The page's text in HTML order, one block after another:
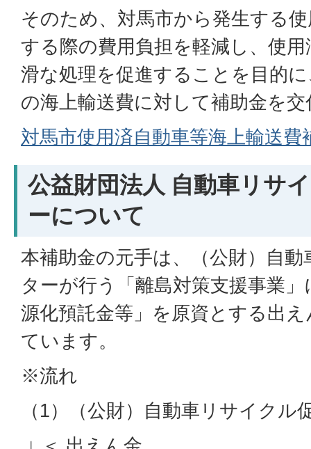
そのため、対馬市から発生する
する際の費用負担を軽減し、使
滑な処理を促進することを目的
の海上輸送費に対して補助金を
対馬市使用済自動車等海上輸送費
公益財団法人 自動車リサ
ーについて
本補助金の元手は、（公財）自
ターが行う「離島対策支援事業
源化預託金等」を原資とする出
ています。
※流れ
（1）（公財）自動車リサイクル